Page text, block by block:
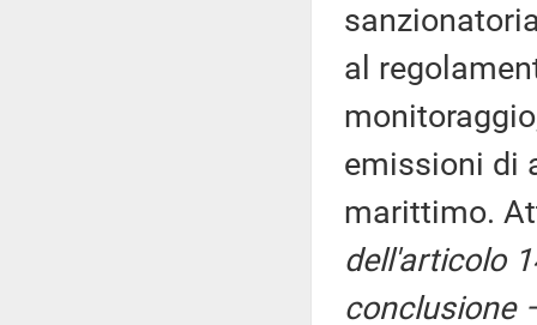
al
emissioni di
marittimo.
dell'articolo
conclusione